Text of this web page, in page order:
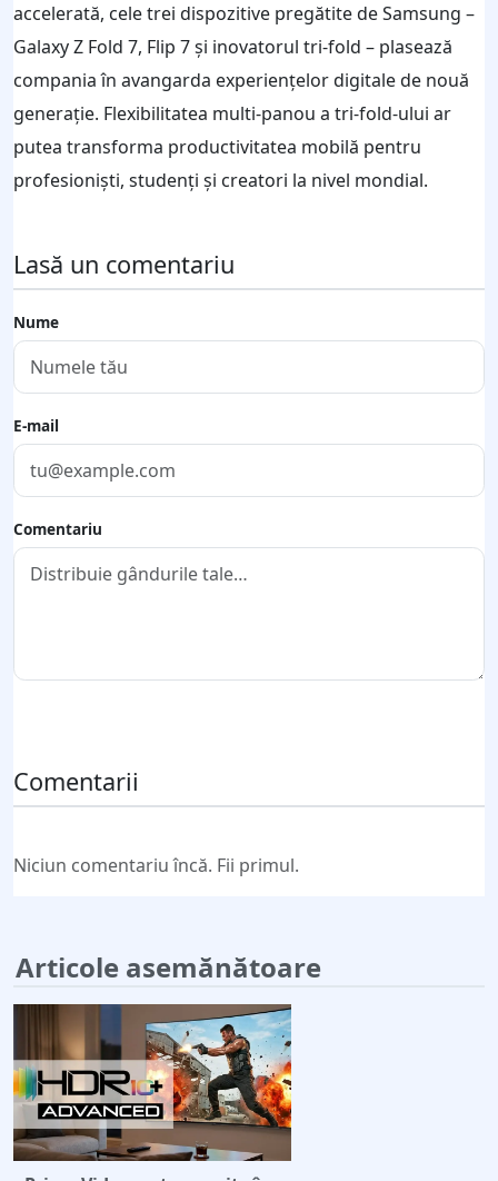
accelerată, cele trei dispozitive pregătite de Samsung –
Galaxy Z Fold 7, Flip 7 și inovatorul tri-fold – plasează
compania în avangarda experiențelor digitale de nouă
generație. Flexibilitatea multi-panou a tri-fold-ului ar
putea transforma productivitatea mobilă pentru
profesioniști, studenți și creatori la nivel mondial.
Lasă un comentariu
Nume
E-mail
Comentariu
Comentarii
Niciun comentariu încă. Fii primul.
Articole asemănătoare